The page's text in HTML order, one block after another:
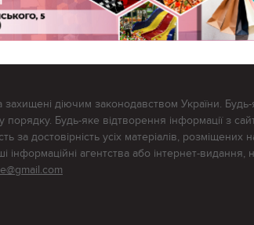
діючим законодавством України.
Будь-яке відтворення інформації з
за достовірність усіх матеріалів, розміщених
інформаційні агентства або інтернет-видання,